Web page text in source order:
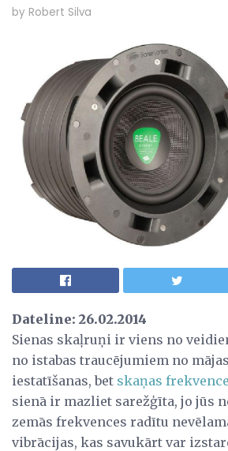
by Robert Silva
Dateline: 26.02.2014
Sienas skaļruņi ir viens no
no istabas traucējumiem no
iestatīšanas, bet skaņas
sienā ir mazliet sarežģīta, jo jūs
zemās frekvences radītu
vibrācijas, kas savukārt var